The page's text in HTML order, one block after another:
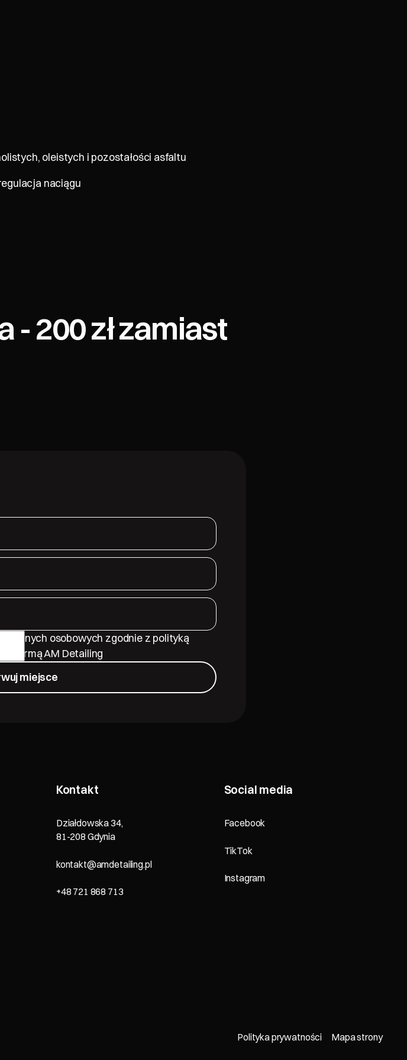
oleistych i pozostałości asfaltu
naciągu
200 zł zamiast
danych osobowych zgodnie z polityką
z firmą AM Detailing
Zarezerwuj miejsce
miejsce
Kontakt
Działdowska 34,
81-208 Gdynia
kontakt@amdetailing.pl
+48 721 868 713
Social media
Facebook
TikTok
Instagram
Polityka prywatności Mapa strony